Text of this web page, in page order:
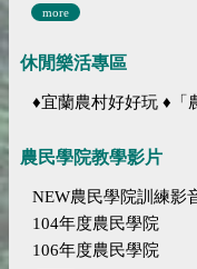
more
休閒樂活專區
♦宜蘭農村好好玩 ♦「農、藝、山、水」四條遊
農民學院教學影片
NEW農民學院訓練影
104年度農民學院
106年度農民學院